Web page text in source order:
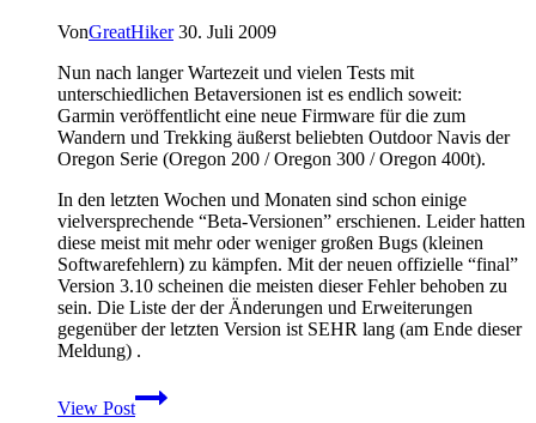
Einstieg
in
die
Welt
der
GPS
Geräte?
VonGreatHiker 30. Juli 2009
Nun nach langer Wartezeit und vielen Tests mit
unterschiedlichen Betaversionen ist es endlich soweit:
Garmin veröffentlicht eine neue Firmware für die zum
Wandern und Trekking äußerst beliebten Outdoor Navis der
Oregon Serie (Oregon 200 / Oregon 300 / Oregon 400t).
In den letzten Wochen und Monaten sind schon einige
vielversprechende “Beta-Versionen” erschienen. Leider hatten
diese meist mit mehr oder weniger großen Bugs (kleinen
Softwarefehlern) zu kämpfen. Mit der neuen offizielle “final”
Version 3.10 scheinen die meisten dieser Fehler behoben zu
sein. Die Liste der der Änderungen und Erweiterungen
gegenüber der letzten Version ist SEHR lang (am Ende dieser
Meldung) .
View Post
Neue
Firmware